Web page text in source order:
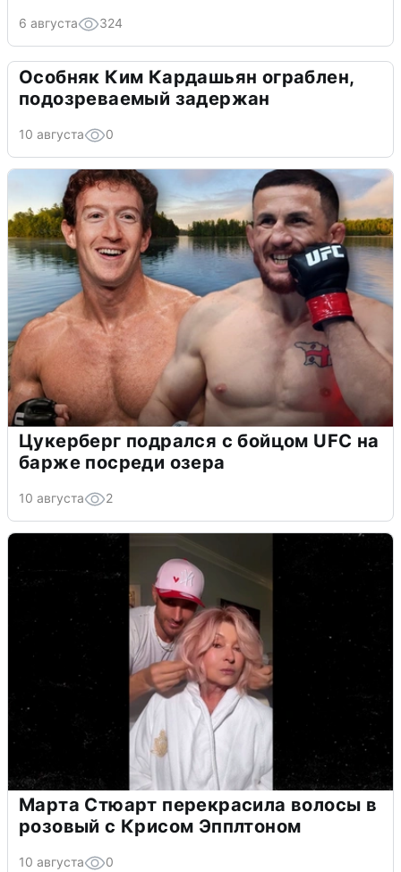
6 августа 324
Особняк Ким Кардашьян ограблен,
подозреваемый задержан
10 августа 0
Цукерберг подрался с бойцом UFC на
барже посреди озера
10 августа 2
Марта Стюарт перекрасила волосы в
розовый с Крисом Эпплтоном
10 августа 0